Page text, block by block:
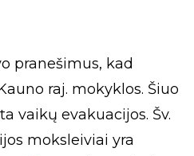
pranešimus, kad
raj. mokyklos. Šiuo
vaikų evakuacijos. Šv.
moksleiviai yra